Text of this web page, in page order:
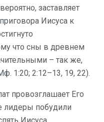
заставляет
Иисуса к
что сны в древнем
– так же,
1:20; 2:12–13, 19, 22).
провозглашает Его
лидеры побудили
Иисуса.